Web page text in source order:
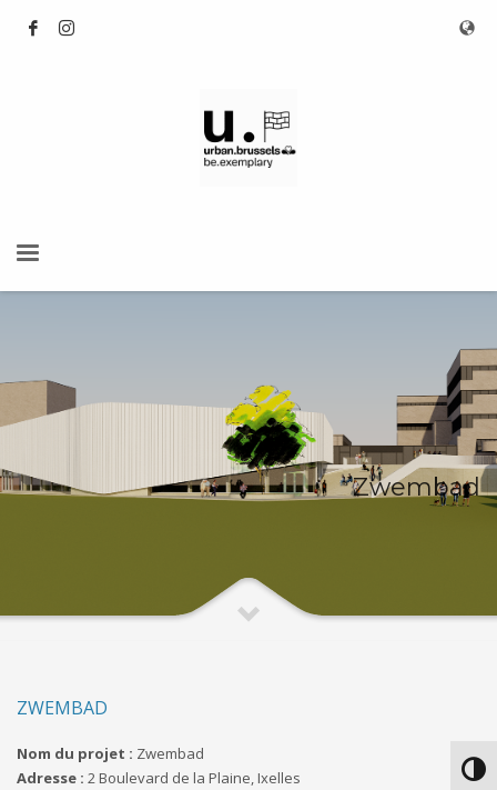
Zwembad
ZWEMBAD
Nom du projet : Zwembad
Adresse : 2 Boulevard de la Plaine, Ixelles